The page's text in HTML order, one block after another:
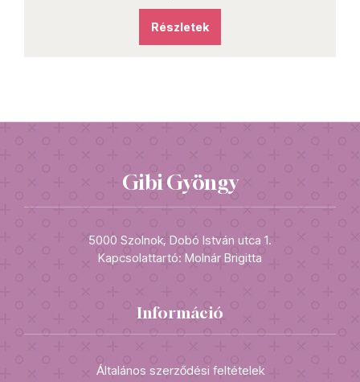
Részletek
Gibi Gyöngy
5000 Szolnok, Dobó István utca 1.
Kapcsolattartó: Molnár Brigitta
Információ
Általános szerződési feltételek